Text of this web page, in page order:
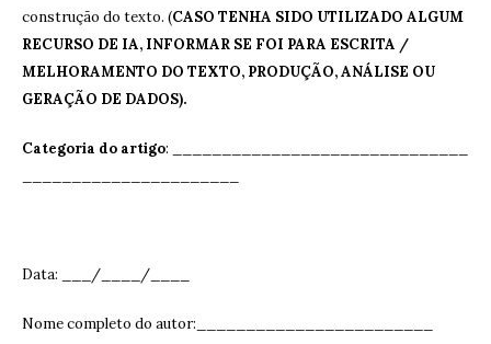
construção do texto. (CASO TENHA SIDO UTILIZADO ALGUM
RECURSO DE IA, INFORMAR SE FOI PARA ESCRITA /
MELHORAMENTO DO TEXTO, PRODUÇÃO, ANÁLISE OU
GERAÇÃO DE DADOS).
Categoria do artigo: ______________________________
Data: ___/____/____
Nome completo do autor:________________________